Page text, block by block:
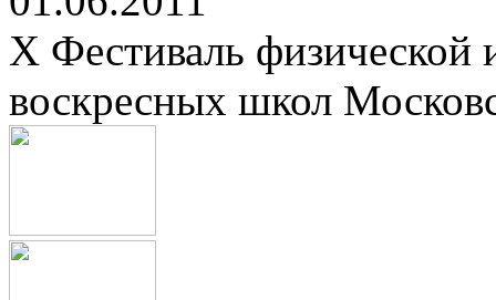
X Фестиваль физической
воскресных школ